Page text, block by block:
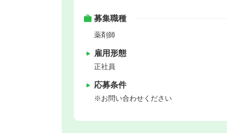
募集職種
薬剤師
雇用形態
正社員
応募条件
※お問い合わせください